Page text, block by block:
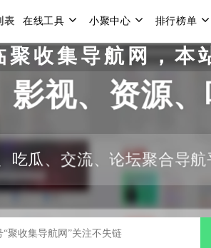
表 在线工具 小聚中心 排行榜单
网，本站于2020
视、资源
吃瓜、交流、论坛聚合导